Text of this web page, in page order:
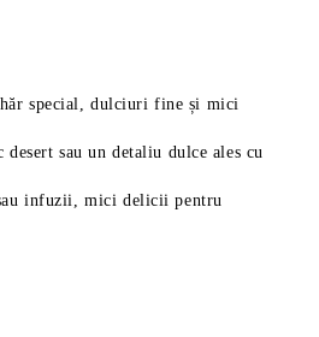
special, dulciuri fine și mici
sau un detaliu dulce ales cu
infuzii, mici delicii pentru